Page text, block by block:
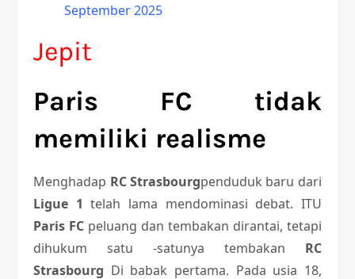
September 2025
Jepit
Paris FC tidak
memiliki realisme
Menghadap RC Strasbourgpenduduk baru dari
Ligue 1 telah lama mendominasi debat. ITU
Paris FC peluang dan tembakan dirantai, tetapi
dihukum satu -satunya tembakan RC
Strasbourg Di babak pertama. Pada usia 18,